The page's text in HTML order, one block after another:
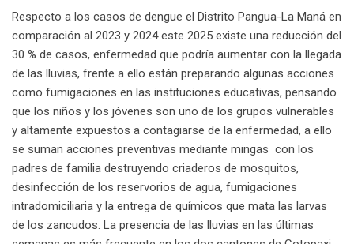
Respecto a los casos de dengue el Distrito Pangua-La Maná en
comparación al 2023 y 2024 este 2025 existe una reducción del
30 % de casos, enfermedad que podría aumentar con la llegada
de las lluvias, frente a ello están preparando algunas acciones
como fumigaciones en las instituciones educativas, pensando
que los niños y los jóvenes son uno de los grupos vulnerables
y altamente expuestos a contagiarse de la enfermedad, a ello
se suman acciones preventivas mediante mingas con los
padres de familia destruyendo criaderos de mosquitos,
desinfección de los reservorios de agua, fumigaciones
intradomiciliaria y la entrega de químicos que mata las larvas
de los zancudos. La presencia de las lluvias en las últimas